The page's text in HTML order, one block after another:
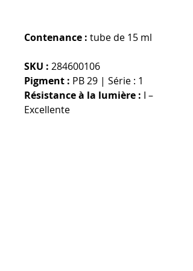
Contenance : tube de 15 ml
SKU : 284600106
Pigment : PB 29 | Série : 1
Résistance à la lumière : I –
Excellente